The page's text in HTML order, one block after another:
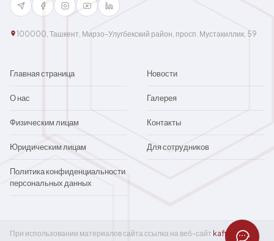
100000, Ташкент, Мирзо-Улугбекский район, просп. Мустакиллик, 59
Главная страница Новости
О нас Галерея
Физическим лицам Контакты
Юридическим лицам Для сотрудников
Политика конфиденциальности
персональных данных
При использовании материалов сайта ссылка на веб-сайт kafil.uz